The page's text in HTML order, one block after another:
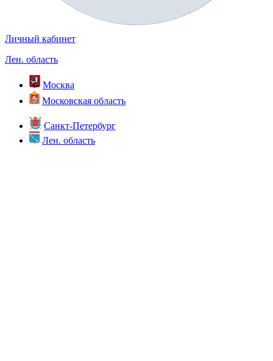
Личный кабинет
Лен. область
Москва
Московская область
Санкт-Петербург
Лен. область